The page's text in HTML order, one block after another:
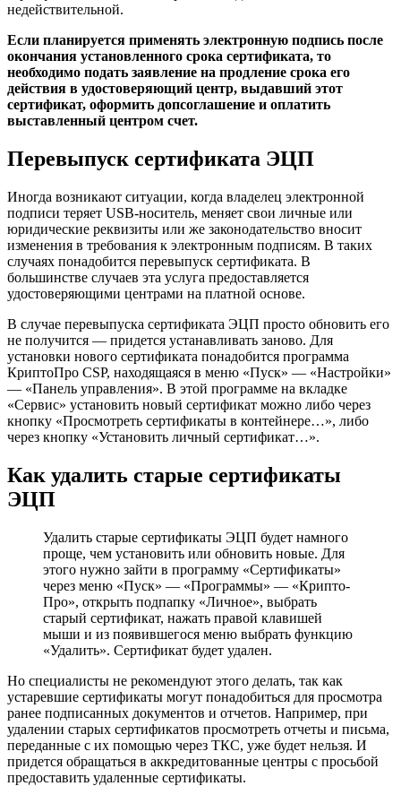
недействительной.
Если планируется применять электронную подпись после
окончания установленного срока сертификата, то
необходимо подать заявление на продление срока его
действия в удостоверяющий центр, выдавший этот
сертификат, оформить допсоглашение и оплатить
выставленный центром счет.
Перевыпуск сертификата ЭЦП
Иногда возникают ситуации, когда владелец электронной
подписи теряет USB-носитель, меняет свои личные или
юридические реквизиты или же законодательство вносит
изменения в требования к электронным подписям. В таких
случаях понадобится перевыпуск сертификата. В
большинстве случаев эта услуга предоставляется
удостоверяющими центрами на платной основе.
В случае перевыпуска сертификата ЭЦП просто обновить его
не получится — придется устанавливать заново. Для
установки нового сертификата понадобится программа
КриптоПро CSP, находящаяся в меню «Пуск» — «Настройки»
— «Панель управления». В этой программе на вкладке
«Сервис» установить новый сертификат можно либо через
кнопку «Просмотреть сертификаты в контейнере…», либо
через кнопку «Установить личный сертификат…».
Как удалить старые сертификаты
ЭЦП
Удалить старые сертификаты ЭЦП будет намного
проще, чем установить или обновить новые. Для
этого нужно зайти в программу «Сертификаты»
через меню «Пуск» — «Программы» — «Крипто-
Про», открыть подпапку «Личное», выбрать
старый сертификат, нажать правой клавишей
мыши и из появившегося меню выбрать функцию
«Удалить». Сертификат будет удален.
Но специалисты не рекомендуют этого делать, так как
устаревшие сертификаты могут понадобиться для просмотра
ранее подписанных документов и отчетов. Например, при
удалении старых сертификатов просмотреть отчеты и письма,
переданные с их помощью через ТКС, уже будет нельзя. И
придется обращаться в аккредитованные центры с просьбой
предоставить удаленные сертификаты.